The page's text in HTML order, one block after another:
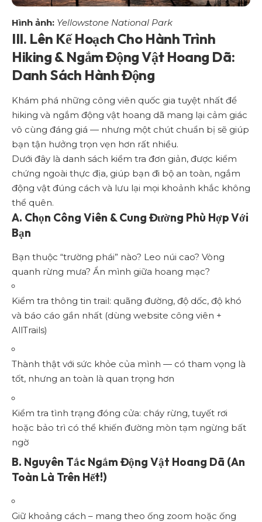
Hình ảnh: Yellowstone National Park
III. Lên Kế Hoạch Cho Hành Trình
Hiking & Ngắm Động Vật Hoang Dã:
Danh Sách Hành Động
Khám phá những công viên quốc gia tuyệt nhất để
hiking và ngắm động vật hoang dã mang lại cảm giác
vô cùng đáng giá — nhưng một chút chuẩn bị sẽ giúp
bạn tận hưởng trọn vẹn hơn rất nhiều.
Dưới đây là danh sách kiểm tra đơn giản, được kiểm
chứng ngoài thực địa, giúp bạn đi bộ an toàn, ngắm
động vật đúng cách và lưu lại mọi khoảnh khắc không
thể quên.
A. Chọn Công Viên & Cung Đường Phù Hợp Với
Bạn
Bạn thuộc “trường phái” nào? Leo núi cao? Vòng
quanh rừng mưa? Ẩn mình giữa hoang mạc?
Kiểm tra thông tin trail: quãng đường, độ dốc, độ khó
và báo cáo gần nhất (dùng website công viên +
AllTrails)
Thành thật với sức khỏe của mình — có tham vọng là
tốt, nhưng an toàn là quan trọng hơn
Kiểm tra tình trạng đóng cửa: cháy rừng, tuyết rơi
hoặc bảo trì có thể khiến đường mòn tạm ngừng bất
ngờ
B. Nguyên Tắc Ngắm Động Vật Hoang Dã (An
Toàn Là Trên Hết!)
Giữ khoảng cách – mang theo ống zoom hoặc ống